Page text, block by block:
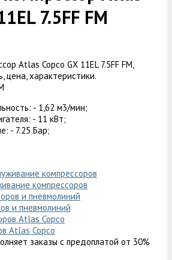
7.5FF FM
- 1,62 м3/мин;
- 11 кВт;
- 7.25 Бар;
компрессоров
и пневмолиний
Atlas Copco
заказы с предоплатой от 30%